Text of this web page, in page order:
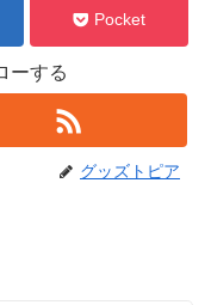
Pocket
ーする
グッズトピア